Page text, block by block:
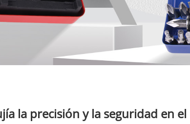
la precisión y la seguridad en